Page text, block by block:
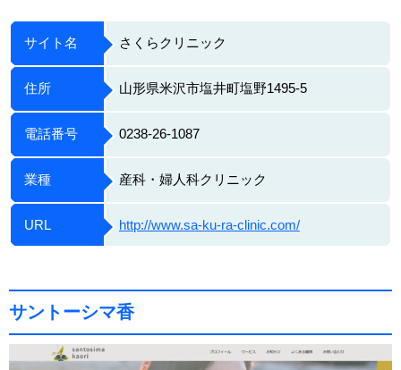
サイト名 さくらクリニック
住所 山形県米沢市塩井町塩野1495-5
電話番号 0238-26-1087
業種 産科・婦人科クリニック
URL http://www.sa-ku-ra-clinic.com/
サントーシマ香